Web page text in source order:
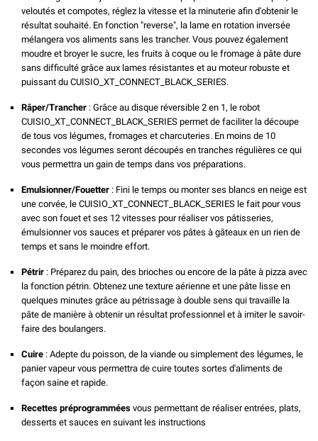
veloutés et compotes, réglez la vitesse et la minuterie afin d'obtenir le
résultat souhaité. En fonction "reverse", la lame en rotation inversée
mélangera vos aliments sans les trancher. Vous pouvez également
moudre et broyer le sucre, les fruits à coque ou le fromage à pâte dure
sans difficulté grâce aux lames résistantes et au moteur robuste et
puissant du CUISIO_XT_CONNECT_BLACK_SERIES.
Râper/Trancher : Grâce au disque réversible 2 en 1, le robot
CUISIO_XT_CONNECT_BLACK_SERIES permet de faciliter la découpe
de tous vos légumes, fromages et charcuteries. En moins de 10
secondes vos légumes seront découpés en tranches régulières ce qui
vous permettra un gain de temps dans vos préparations.
Emulsionner/Fouetter : Fini le temps ou monter ses blancs en neige est
une corvée, le CUISIO_XT_CONNECT_BLACK_SERIES le fait pour vous
avec son fouet et ses 12 vitesses pour réaliser vos pâtisseries,
émulsionner vos sauces et préparer vos pâtes à gâteaux en un rien de
temps et sans le moindre effort.
Pétrir : Préparez du pain, des brioches ou encore de la pâte à pizza avec
la fonction pétrin. Obtenez une texture aérienne et une pâte lisse en
quelques minutes grâce au pétrissage à double sens qui travaille la
pâte de manière à obtenir un résultat professionnel et à imiter le savoir-
faire des boulangers.
Cuire : Adepte du poisson, de la viande ou simplement des légumes, le
panier vapeur vous permettra de cuire toutes sortes d'aliments de
façon saine et rapide.
Recettes préprogrammées vous permettant de réaliser entrées, plats,
desserts et sauces en suivant les instructions